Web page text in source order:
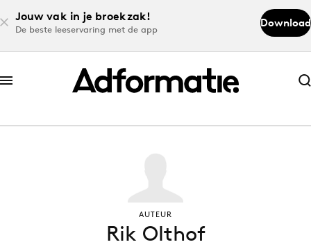
Jouw vak in je broekzak!
De beste leeservaring met de app
Download
Abonneer nu
Abonneer nu
Download de app
Volg het laatste nieuws via de Adformatie
AUTEUR
Rik Olthof